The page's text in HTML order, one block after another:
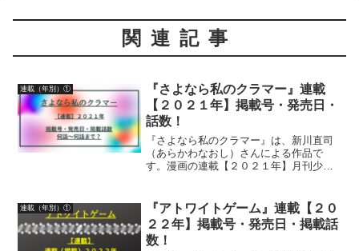
関連記事
連載（年別）①
『さよなら私のクラマー』連載
【２０２１年】掲載号・発売日・
話数！
『さよなら私のクラマー』は、新川直司
（あらかわなおし）さんによる作品で
す。漫画の連載【２０２１年】月刊少年
連載（年別）①
『アトワイトゲーム』連載【２０
２２年】掲載号・発売日・掲載話
数！